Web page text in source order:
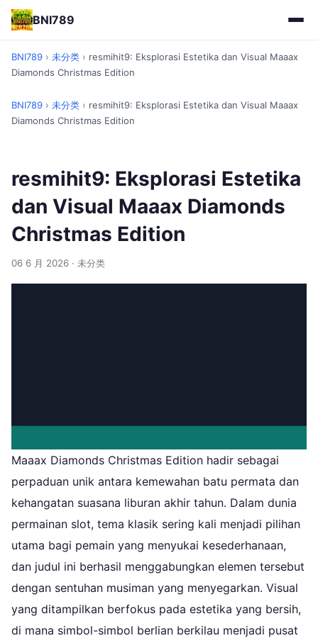
BNI789
BNI789 › 未分类 › resmihit9: Eksplorasi Estetika dan Visual Maaax
Diamonds Christmas Edition
BNI789 › 未分类 › resmihit9: Eksplorasi Estetika dan Visual Maaax
Diamonds Christmas Edition
resmihit9: Eksplorasi Estetika
dan Visual Maaax Diamonds
Christmas Edition
06 6 月 2026 · 未分类
Maaax Diamonds Christmas Edition hadir sebagai
perpaduan unik antara kemewahan batu permata dan
kehangatan suasana liburan akhir tahun. Dalam dunia
permainan slot, tema klasik sering kali menjadi pilihan
utama bagi pemain yang menyukai kesederhanaan,
dan judul ini berhasil menggabungkan elemen tersebut
dengan sentuhan musiman yang menyegarkan. Visual
yang ditampilkan berfokus pada estetika yang bersih,
di mana simbol-simbol berlian berkilau menjadi pusat